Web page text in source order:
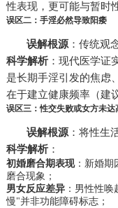
性表现，更可能与暂时
误区二：手淫必然导致阳痿
误解根源：传统观
科学解析：现代医学证
是长期手淫引发的焦虑
在于建立健康频率（建
误区三：性交失败或女方未达
误解根源 ：将性生
科学解析：
初婚磨合期表现：新婚期
磨合现象；
男女反应差异：男性性唤
慢"并非功能障碍标志；